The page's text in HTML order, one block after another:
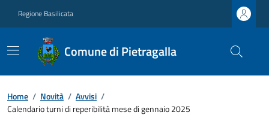
Regione Basilicata
Comune di Pietragalla
Home / Novità / Avvisi /
Calendario turni di reperibilità mese di gennaio 2025